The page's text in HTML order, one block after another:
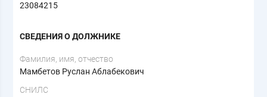
23084215
СВЕДЕНИЯ О ДОЛЖНИКЕ
Фамилия, имя, отчество
Мамбетов Руслан Аблабекович
СНИЛС